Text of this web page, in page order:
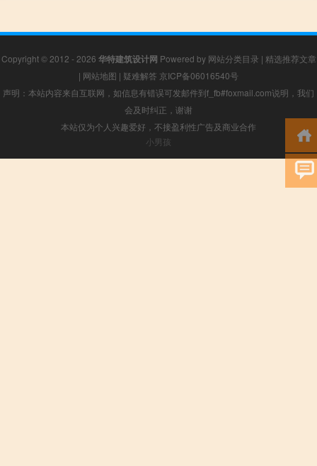
Copyright © 2012 - 2026 华特建筑设计网 Powered by 网站分类目录 | 精选推荐文章
| 网站地图 | 疑难解答 京ICP备06016540号
声明：本站内容来自互联网，如信息有错误可发邮件到f_fb#foxmail.com说明，我们
会及时纠正，谢谢
本站仅为个人兴趣爱好，不接盈利性广告及商业合作
小男孩